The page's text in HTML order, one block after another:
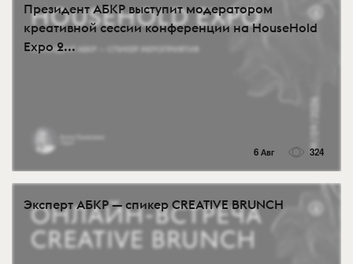
Президент АБКР выступит модератором
креативной сессии конференции на HouseHold
Expo 2...
6 Авг 324
Эксперт АБКР — спикер CREATIVE BRUNCH